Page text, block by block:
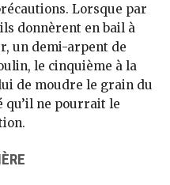
Lorsque par
ils donnèrent en bail à
un demi-arpent de
le cinquième à la
de moudre le grain du
qu’il ne pourrait le